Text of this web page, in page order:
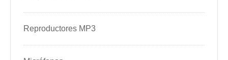
Reproductores MP3